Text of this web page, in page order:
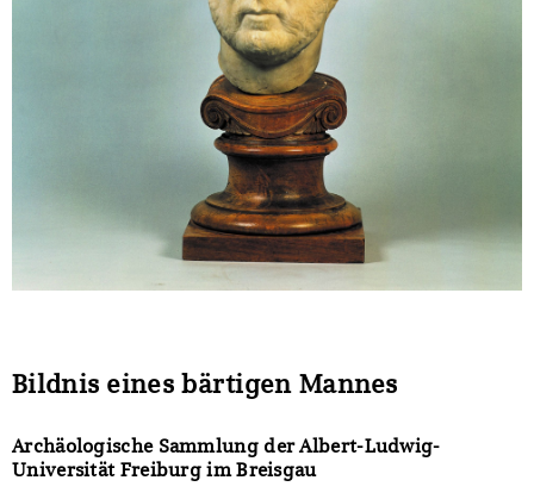
Bildnis eines bärtigen Mannes
Archäologische Sammlung der Albert-Ludwig-
Universität Freiburg im Breisgau